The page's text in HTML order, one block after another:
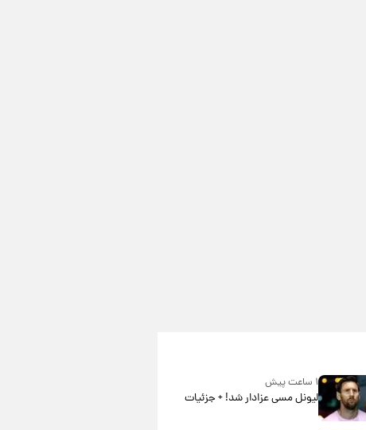
۱ ساعت پیش
لیونل مسی عزادار شد! + جزئیات